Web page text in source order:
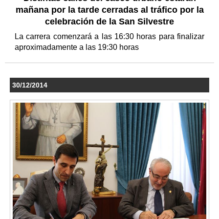
mañana por la tarde cerradas al tráfico por la
celebración de la San Silvestre
La carrera comenzará a las 16:30 horas para finalizar
aproximadamente a las 19:30 horas
30/12/2014